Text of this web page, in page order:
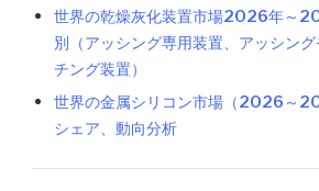
世界の乾燥灰化装置市場2026年～
別（アッシング専用装置、アッシン
チング装置）
世界の金属シリコン市場（2026～
シェア、動向分析